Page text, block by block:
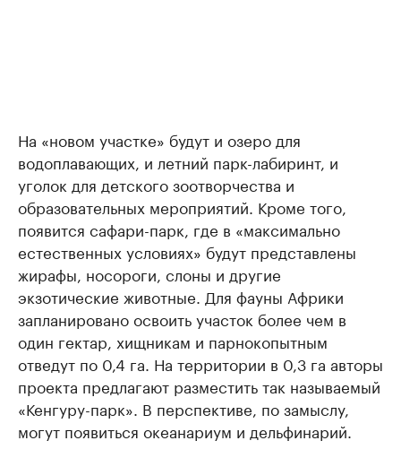
На «новом участке» будут и озеро для
водоплавающих, и летний парк-лабиринт, и
уголок для детского зоотворчества и
образовательных мероприятий. Кроме того,
появится сафари-парк, где в «максимально
естественных условиях» будут представлены
жирафы, носороги, слоны и другие
экзотические животные. Для фауны Африки
запланировано освоить участок более чем в
один гектар, хищникам и парнокопытным
отведут по 0,4 га. На территории в 0,3 га авторы
проекта предлагают разместить так называемый
«Кенгуру-парк». В перспективе, по замыслу,
могут появиться океанариум и дельфинарий.